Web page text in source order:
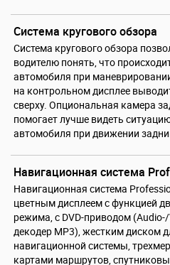
Система кругового обзора
Система кругового обзора
водителю понять, что
автомобиля при
на контрольном дисплее
сверху. Опциональная камера
помогает лучше видеть
автомобиля при движении
Навигационная система
Навигационная система
цветным дисплеем с функцией
режима, с DVD-приводом (Audio-/
декодер МР3), жестким диском
навигационной системы,
картами маршрутов,